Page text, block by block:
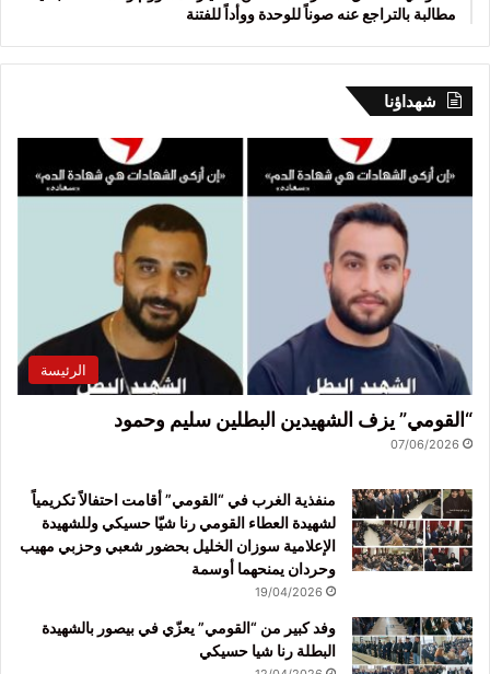
مطالبة بالتراجع عنه صوناً للوحدة ووأداً للفتنة
شهداؤنا
الرئيسة
“القومي” يزف الشهيدين البطلين سليم وحمود
07/06/2026
منفذية الغرب في “القومي” أقامت احتفالاً تكريمياً
لشهيدة العطاء القومي رنا شيّا حسيكي وللشهيدة
الإعلامية سوزان الخليل بحضور شعبي وحزبي مهيب
وحردان يمنحهما أوسمة
19/04/2026
وفد كبير من “القومي” يعزّي في بيصور بالشهيدة
البطلة رنا شيا حسيكي